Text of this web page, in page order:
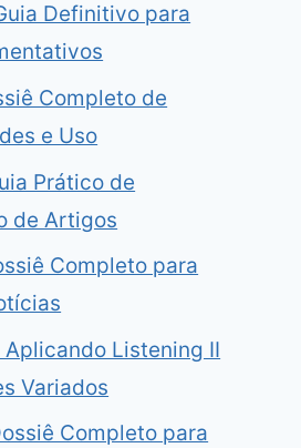
Definitivo para
Completo de
e Uso
Prático de
de Artigos
Completo para
Aplicando Listening II
Variados
Completo para